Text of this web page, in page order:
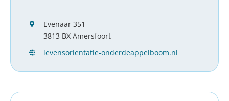
Evenaar 351
3813 BX Amersfoort
levensorientatie-onderdeappelboom.nl